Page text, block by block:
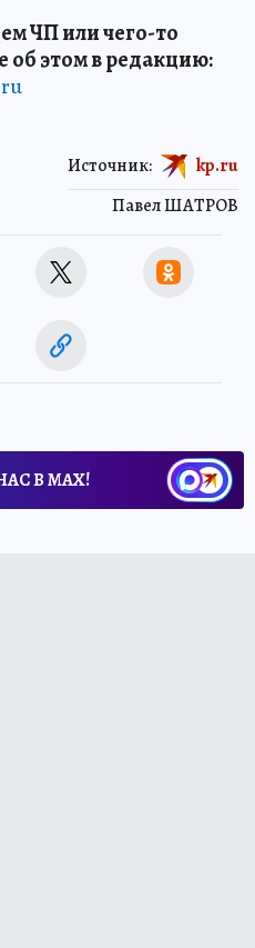
ЧП или чего-то
этом в редакцию:
Павел ШАТРОВ
Источник: kp.ru
В МАХ!